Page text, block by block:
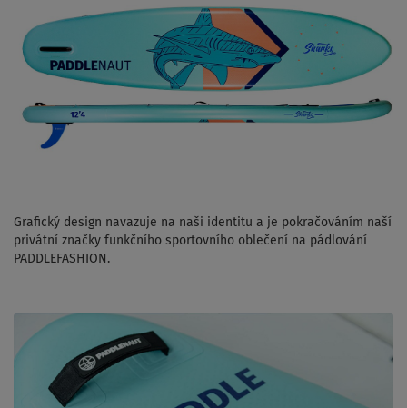
Grafický design navazuje na naši identitu a je pokračováním naší
privátní značky funkčního sportovního oblečení na pádlování
PADDLEFASHION.